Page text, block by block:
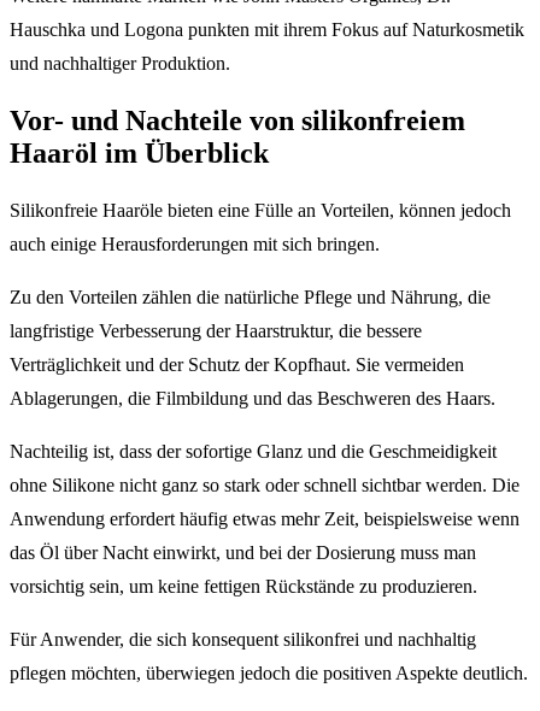
Hauschka und Logona punkten mit ihrem Fokus auf Naturkosmetik
und nachhaltiger Produktion.
Vor- und Nachteile von silikonfreiem
Haaröl im Überblick
Silikonfreie Haaröle bieten eine Fülle an Vorteilen, können jedoch
auch einige Herausforderungen mit sich bringen.
Zu den Vorteilen zählen die natürliche Pflege und Nährung, die
langfristige Verbesserung der Haarstruktur, die bessere
Verträglichkeit und der Schutz der Kopfhaut. Sie vermeiden
Ablagerungen, die Filmbildung und das Beschweren des Haars.
Nachteilig ist, dass der sofortige Glanz und die Geschmeidigkeit
ohne Silikone nicht ganz so stark oder schnell sichtbar werden. Die
Anwendung erfordert häufig etwas mehr Zeit, beispielsweise wenn
das Öl über Nacht einwirkt, und bei der Dosierung muss man
vorsichtig sein, um keine fettigen Rückstände zu produzieren.
Für Anwender, die sich konsequent silikonfrei und nachhaltig
pflegen möchten, überwiegen jedoch die positiven Aspekte deutlich.